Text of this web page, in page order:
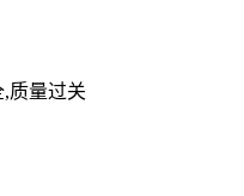
质量过关